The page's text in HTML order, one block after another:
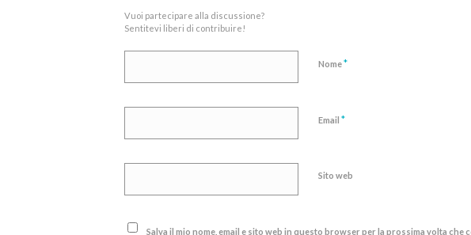
Vuoi partecipare alla discussione?
Sentitevi liberi di contribuire!
Nome*
Email *
Sito web
Salva il mio nome, email e sito web in questo browser per la prossima volta che